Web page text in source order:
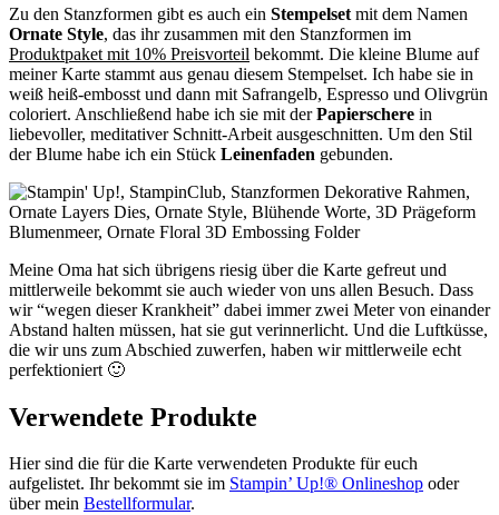
Zu den Stanzformen gibt es auch ein Stempelset mit dem Namen
Ornate Style, das ihr zusammen mit den Stanzformen im
Produktpaket mit 10% Preisvorteil bekommt. Die kleine Blume auf
meiner Karte stammt aus genau diesem Stempelset. Ich habe sie in
weiß heiß-embosst und dann mit Safrangelb, Espresso und Olivgrün
coloriert. Anschließend habe ich sie mit derPapierschere in
liebevoller, meditativer Schnitt-Arbeit ausgeschnitten. Um den Stil
der Blume habe ich ein Stück Leinenfaden gebunden.
Meine Oma hat sich übrigens riesig über die Karte gefreut und
mittlerweile bekommt sie auch wieder von uns allen Besuch. Dass
wir “wegen dieser Krankheit” dabei immer zwei Meter von einander
Abstand halten müssen, hat sie gut verinnerlicht. Und die Luftküsse,
die wir uns zum Abschied zuwerfen, haben wir mittlerweile echt
perfektioniert 🙂
Verwendete Produkte
Hier sind die für die Karte verwendeten Produkte für euch
aufgelistet. Ihr bekommt sie im Stampin’ Up!® Onlineshop oder
über mein Bestellformular.